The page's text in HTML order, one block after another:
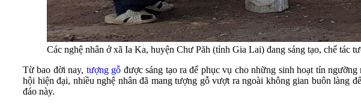
Các nghệ nhân ở xã Ia Ka, huyện Chư Păh (tỉnh Gia Lai) đang sáng tạo, chế tác
Từ bao đời nay, tượng gỗ được sáng tạo ra để phục vụ cho những sinh hoạt tín
hội hiện đại, nhiều nghệ nhân đã mang tượng gỗ vượt ra ngoài không gian buôn làng
đáo này.